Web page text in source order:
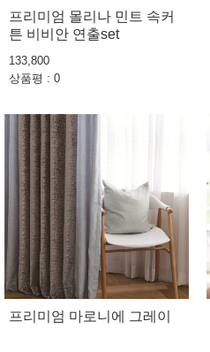
프리미엄 몰리나 민트 속커
튼 비비안 연출set
133,800
상품평 : 0
프리미엄 마로니에 그레이